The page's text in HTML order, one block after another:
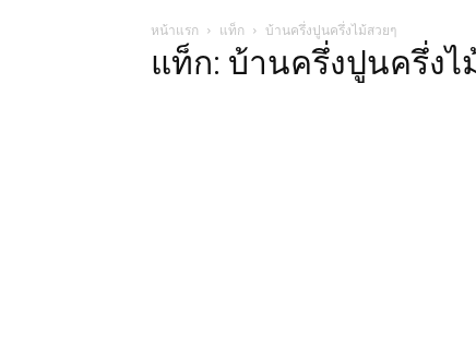
หน้าแรก แท็ก บ้านครึ่งปูนครึ่งไม้สวยๆ
แท็ก: บ้านครึ่งปูนครึ่งไ